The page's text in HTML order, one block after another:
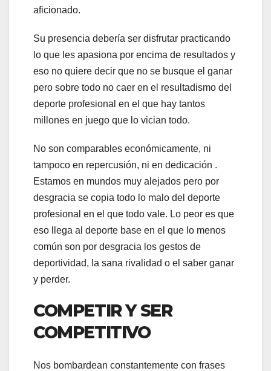
aficionado.
Su presencia debería ser disfrutar practicando
lo que les apasiona por encima de resultados y
eso no quiere decir que no se busque el ganar
pero sobre todo no caer en el resultadismo del
deporte profesional en el que hay tantos
millones en juego que lo vician todo.
No son comparables económicamente, ni
tampoco en repercusión, ni en dedicación .
Estamos en mundos muy alejados pero por
desgracia se copia todo lo malo del deporte
profesional en el que todo vale. Lo peor es que
eso llega al deporte base en el que lo menos
común son por desgracia los gestos de
deportividad, la sana rivalidad o el saber ganar
y perder.
COMPETIR Y SER
COMPETITIVO
Nos bombardean constantemente con frases